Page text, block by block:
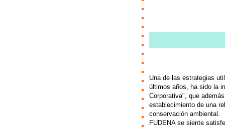
Una de las estrategias
últimos años, ha sido la
Corporativa", que
establecimiento de una
conservación ambiental.
FUDENA se siente